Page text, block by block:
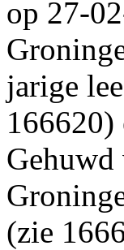
op 27-
jarige
166620)
(zie